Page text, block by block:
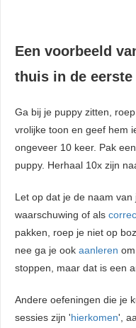
Een voorbeeld
thuis in de
Ga bij je puppy zitten,
vrolijke toon en geef hem
ongeveer 10 keer. Pak
puppy. Herhaal 10x zijn
Let op dat je de naam
waarschuwing of als
pakken, roep je niet op
nee ga je ook aanleren
stoppen, maar dat is een
Andere oefeningen die je
sessies zijn 'hierkomen',